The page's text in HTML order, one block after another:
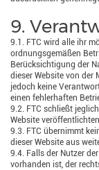
9.
9.1. FTC wird alle ihr
ordnungsgemäßen
Berücksichtigung der
dieser Website von der
jedoch keine
einen fehlerhaften
9.2. FTC schließt
Website
9.3. FTC übernimmt
dieser Website aus
9.4. Falls der Nutzer
vorhanden ist, der